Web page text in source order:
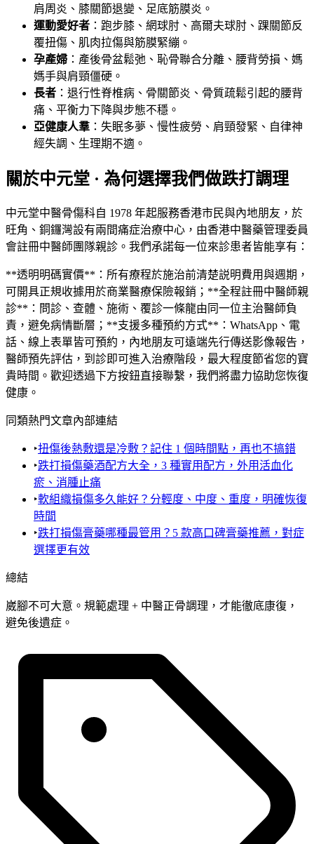
肩周炎、膝關節退變、足底筋膜炎。
運動愛好者 ：跑步膝、網球肘、高爾夫球肘、踝關節反
覆扭傷、肌肉拉傷與筋膜緊繃。
孕產婦 ：產後骨盆鬆弛、恥骨聯合分離、腰背勞損、媽
媽手與肩頸僵硬。
長者 ：退行性脊椎病、骨關節炎、骨質疏鬆引起的腰背
痛、平衡力下降與步態不穩。
亞健康人羣 ：失眠多夢、慢性疲勞、肩頸發緊、自律神
經失調、生理期不適。
關於中元堂 · 為何選擇我們做跌打調理
中元堂中醫骨傷科自 1978 年起服務香港市民與內地朋友，於
旺角、銅鑼灣設有兩間痛症治療中心，由香港中醫藥管理委員
會註冊中醫師團隊親診。我們承諾每一位來診患者皆能享有：
**透明明碼實價**：所有療程於施治前清楚説明費用與週期，
可開具正規收據用於商業醫療保險報銷；**全程註冊中醫師親
診**：問診、查體、施術、覆診一條龍由同一位主治醫師負
責，避免病情斷層；**支援多種預約方式**：WhatsApp、電
話、線上表單皆可預約，內地朋友可遠端先行傳送影像報告，
醫師預先評估，到診即可進入治療階段，最大程度節省您的寶
貴時間。歡迎透過下方按鈕直接聯繫，我們將盡力協助您恢復
健康。
同類熱門文章內部連結
‣扭傷後熱敷還是冷敷？記住 1 個時間點，再也不搞錯
‣跌打損傷藥酒配方大全，3 種實用配方，外用活血化
瘀、消腫止痛
‣軟組織損傷多久能好？分輕度、中度、重度，明確恢復
時間
‣跌打損傷膏藥哪種最管用？5 款高口碑膏藥推薦，對症
選擇更有效
總結
崴腳不可大意。規範處理 + 中醫正骨調理，才能徹底康復，
避免後遺症。